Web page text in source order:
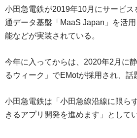
小田急電鉄が2019年10月にサービ
通データ基盤「MaaS Japan」を活
能などが実装されている。
今年に入ってからは、2020年2月に
るウィーク」でEMotが採用され、話
小田急電鉄は「小田急線沿線に限ら
きるアプリ開発を進めます」としてい